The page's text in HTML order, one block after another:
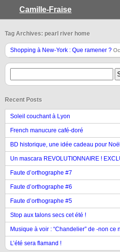
Camille-Fraise
Tag Archives: pearl river home
Shopping à New-York : Que ramener ?
Recent Posts
Soleil couchant à Lyon
French manucure café-doré
BD historique, une idée cadeau pour
Un mascara REVOLUTIONNAIRE !
Faute d’orthographe #7
Faute d’orthographe #6
Faute d’orthographe #5
Stop aux talons secs cet été !
Musique à voir : “Chandelier” de -non ce
L’été sera flamand !